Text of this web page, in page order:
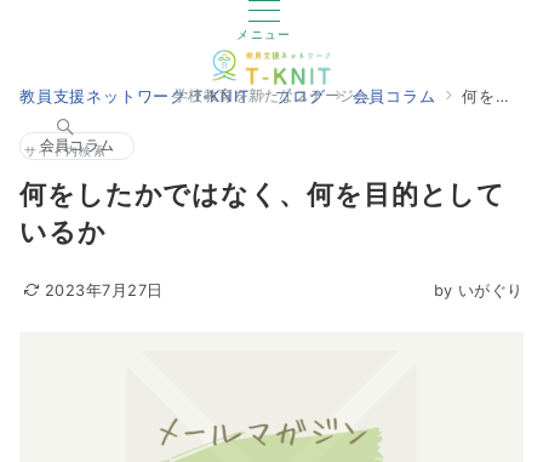
メニュー
学校教育を新たなステージへ
サイト内検索
教員支援ネットワーク T-KNIT ブログ 会員コラム 何をしたかではなく、何を目的としているか
会員コラム
何をしたかではなく、何を目的として
いるか
2023年7月27日 by いがぐり